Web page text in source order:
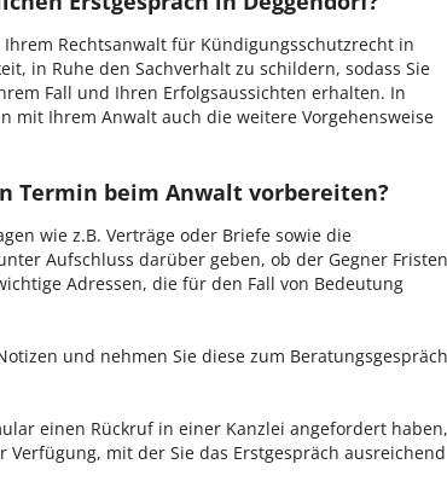
Rechtsanwalt für Kündigungsschutzrecht in
in Ruhe den Sachverhalt zu schildern, sodass Sie
Fall und Ihren Erfolgsaussichten erhalten. In
mit Ihrem Anwalt auch die weitere Vorgehensweise
Termin beim Anwalt vorbereiten?
wie z.B. Verträge oder Briefe sowie die
Aufschluss darüber geben, ob der Gegner Fristen
Adressen, die für den Fall von Bedeutung
und nehmen Sie diese zum Beratungsgespräch
einen Rückruf in einer Kanzlei angefordert haben,
mit der Sie das Erstgespräch ausreichend